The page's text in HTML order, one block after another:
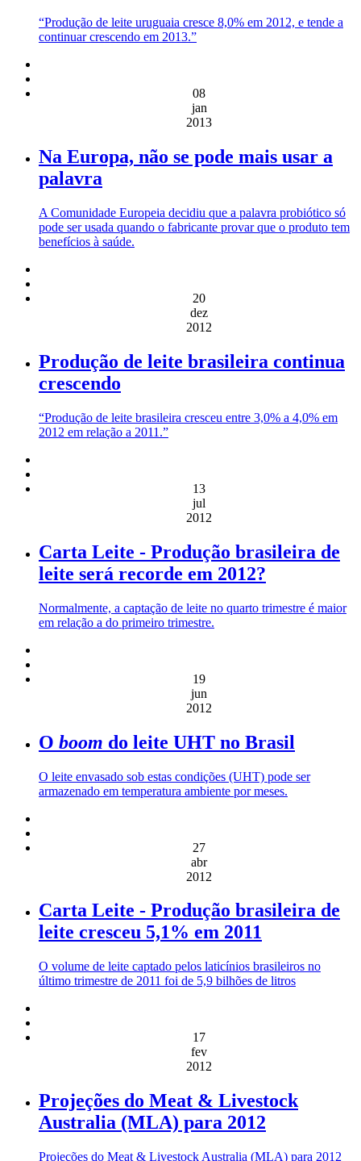
“Produção de leite uruguaia cresce 8,0% em 2012, e tende a
continuar crescendo em 2013.”
08
jan
2013
Na Europa, não se pode mais usar a
palavra
A Comunidade Europeia decidiu que a palavra probiótico só
pode ser usada quando o fabricante provar que o produto tem
benefícios à saúde.
20
dez
2012
Produção de leite brasileira continua
crescendo
“Produção de leite brasileira cresceu entre 3,0% a 4,0% em
2012 em relação a 2011.”
13
jul
2012
Carta Leite - Produção brasileira de
leite será recorde em 2012?
Normalmente, a captação de leite no quarto trimestre é maior
em relação a do primeiro trimestre.
19
jun
2012
O boom do leite UHT no Brasil
O leite envasado sob estas condições (UHT) pode ser
armazenado em temperatura ambiente por meses.
27
abr
2012
Carta Leite - Produção brasileira de
leite cresceu 5,1% em 2011
O volume de leite captado pelos laticínios brasileiros no
último trimestre de 2011 foi de 5,9 bilhões de litros
17
fev
2012
Projeções do Meat & Livestock
Australia (MLA) para 2012
Projeções do Meat & Livestock Australia (MLA) para 2012